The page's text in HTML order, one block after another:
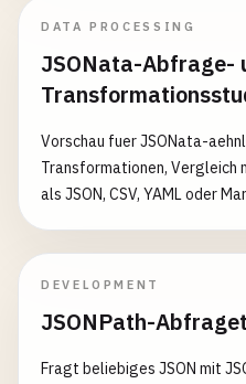
DATA PROCESSING
JSONata-Abfrage-
Vorschau fuer JSONata-
Transformationen, Vergleich
als JSON, CSV, YAML oder
DEVELOPMENT
JSONPath-
Fragt beliebiges JSON mit